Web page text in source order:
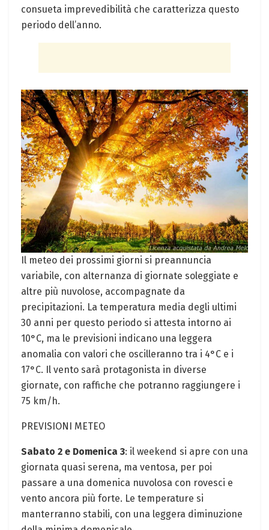
consueta imprevedibilità che caratterizza questo
periodo dell’anno.
Il meteo dei prossimi giorni si preannuncia
variabile, con alternanza di giornate soleggiate e
altre più nuvolose, accompagnate da
precipitazioni. La temperatura media degli ultimi
30 anni per questo periodo si attesta intorno ai
10°C, ma le previsioni indicano una leggera
anomalia con valori che oscilleranno tra i 4°C e i
17°C. Il vento sarà protagonista in diverse
giornate, con raffiche che potranno raggiungere i
75 km/h.
PREVISIONI METEO
Sabato 2 e Domenica 3: il weekend si apre con una
giornata quasi serena, ma ventosa, per poi
passare a una domenica nuvolosa con rovesci e
vento ancora più forte. Le temperature si
manterranno stabili, con una leggera diminuzione